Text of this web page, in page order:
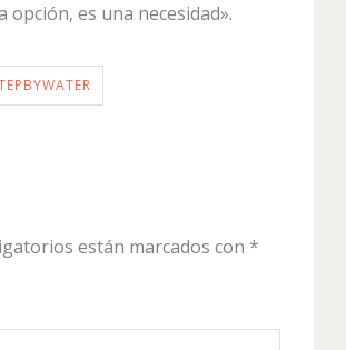
opción, es una necesidad».
están marcados con *